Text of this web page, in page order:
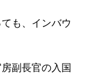
も、インバウ
副長官の入国